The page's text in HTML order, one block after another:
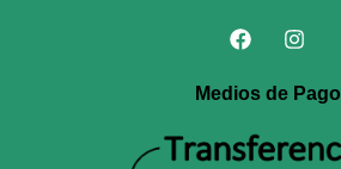
Medios de Pago